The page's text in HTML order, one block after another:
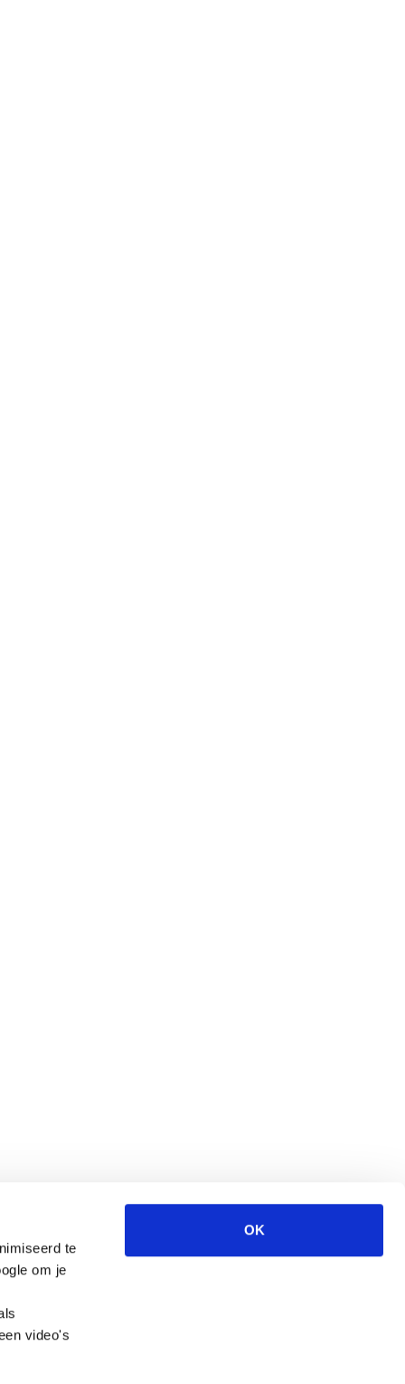
te
om je
video's
OK
Wegwijzer Jeugd en Veiligheid is een website